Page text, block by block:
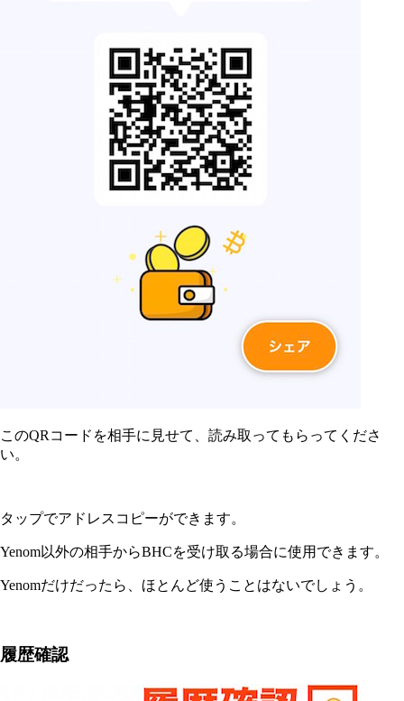
このQRコードを相手に見せて、読み取ってもらってくださ
い。
タップでアドレスコピーができます。
Yenom以外の相手からBHCを受け取る場合に使用できます。
Yenomだけだったら、ほとんど使うことはないでしょう。
履歴確認